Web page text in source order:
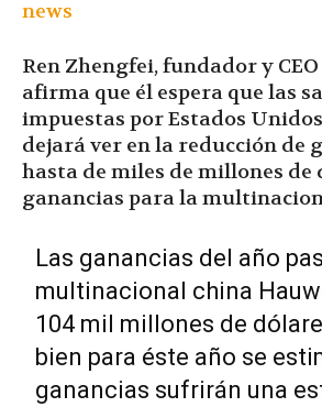
|
Ren Zhengfei, fundador y CEO
afirma que él espera que las
impuestas por Estados
dejará ver en la reducción de
hasta de miles de millones de
ganancias para la
Las ganancias del año
multinacional china
104 mil millones de
bien para éste año se
ganancias sufrirán una